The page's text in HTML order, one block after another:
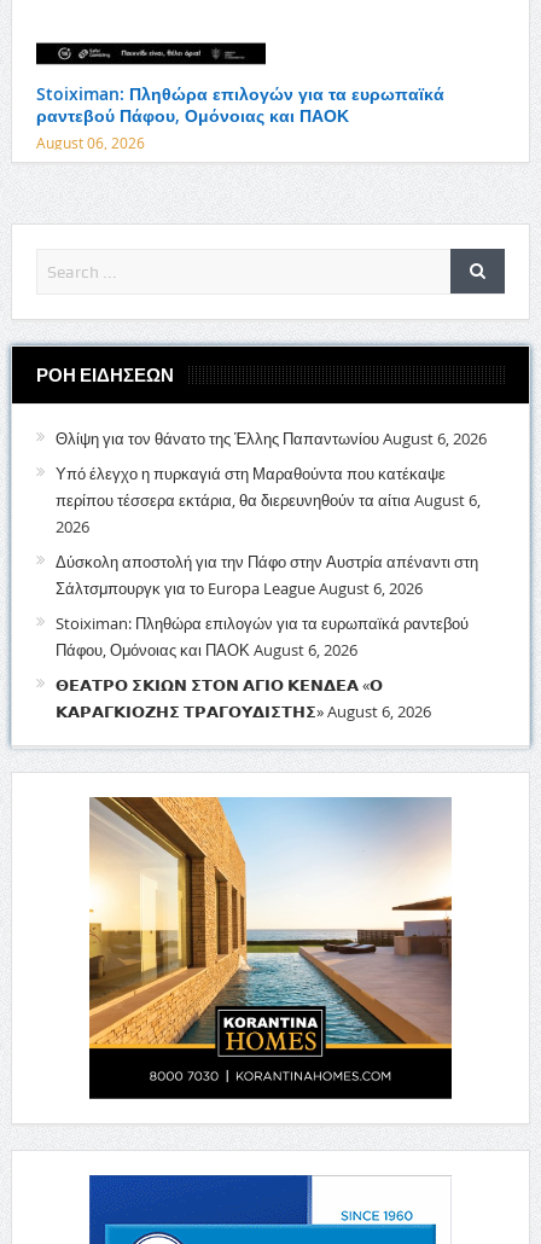
Stoiximan: Πληθώρα επιλογών για τα ευρωπαϊκά
ραντεβού Πάφου, Ομόνοιας και ΠΑΟΚ
August 06, 2026
ΡΟΗ ΕΙΔΗΣΕΩΝ
Θλίψη για τον θάνατο της Έλλης ΠαπαντωνίουAugust 6, 2026
Υπό έλεγχο η πυρκαγιά στη Μαραθούντα που κατέκαψε
περίπου τέσσερα εκτάρια, θα διερευνηθούν τα αίτια August 6,
2026
Δύσκολη αποστολή για την Πάφο στην Αυστρία απέναντι στη
Σάλτσμπουργκ για το Europa LeagueAugust 6, 2026
Stoiximan: Πληθώρα επιλογών για τα ευρωπαϊκά ραντεβού
Πάφου, Ομόνοιας και ΠΑΟΚAugust 6, 2026
𝝝𝝚𝝖𝝩𝝦𝝤 𝝨𝝟𝝞𝝮𝝢 𝝨𝝩𝝤𝝢 𝝖𝝘𝝞𝝤 𝝟𝝚𝝢𝝙𝝚𝝖 «𝝤
𝝟𝝖𝝦𝝖𝝘𝝟𝝞𝝤𝝛𝝜𝝨 𝝩𝝦𝝖𝝘𝝤𝝪𝝙𝝞𝝨𝝩𝝜𝝨»August 6, 2026